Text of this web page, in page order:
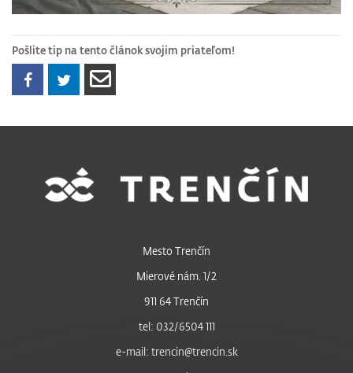
Pošlite tip na tento článok svojim priateľom!
Mesto Trenčín
Mierové nám. 1/2
911 64 Trenčín
tel: 032/6504 111
e-mail: trencin@trencin.sk